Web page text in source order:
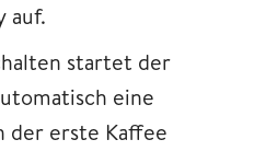
auf.
startet der
eine
der erste Kaffee